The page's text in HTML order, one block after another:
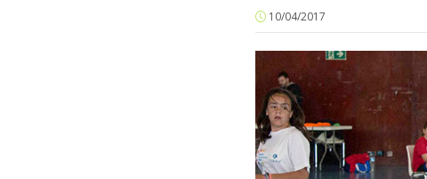
10/04/2017